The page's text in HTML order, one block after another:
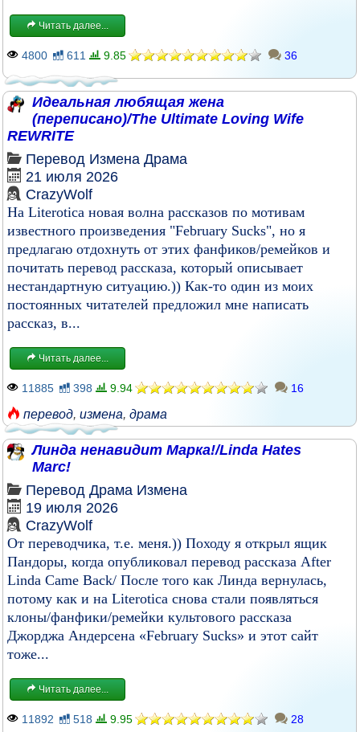
Читать далее...
4800 611 9.85 36
Идеальная любящая жена
(переписано)/The Ultimate Loving Wife
REWRITE
Перевод Измена Драма
21 июля 2026
CrazyWolf
На Literotica новая волна рассказов по мотивам
известного произведения "February Sucks", но я
предлагаю отдохнуть от этих фанфиков/ремейков и
почитать перевод рассказа, который описывает
нестандартную ситуацию.)) Как-то один из моих
постоянных читателей предложил мне написать
рассказ, в...
Читать далее...
11885 398 9.94 16
перевод, измена, драма
Линда ненавидит Марка!/Linda Hates
Marc!
Перевод Драма Измена
19 июля 2026
CrazyWolf
От переводчика, т.е. меня.)) Походу я открыл ящик
Пандоры, когда опубликовал перевод рассказа After
Linda Came Back/ После того как Линда вернулась,
потому как и на Literotica снова стали появляться
клоны/фанфики/ремейки культового рассказа
Джорджа Андерсена «February Sucks» и этот сайт
тоже...
Читать далее...
11892 518 9.95 28